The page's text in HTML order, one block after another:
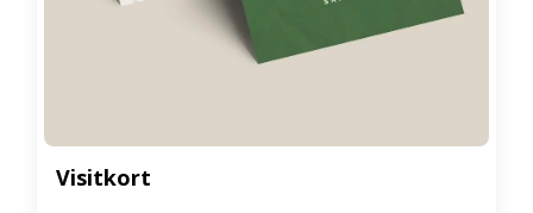
Visitkort